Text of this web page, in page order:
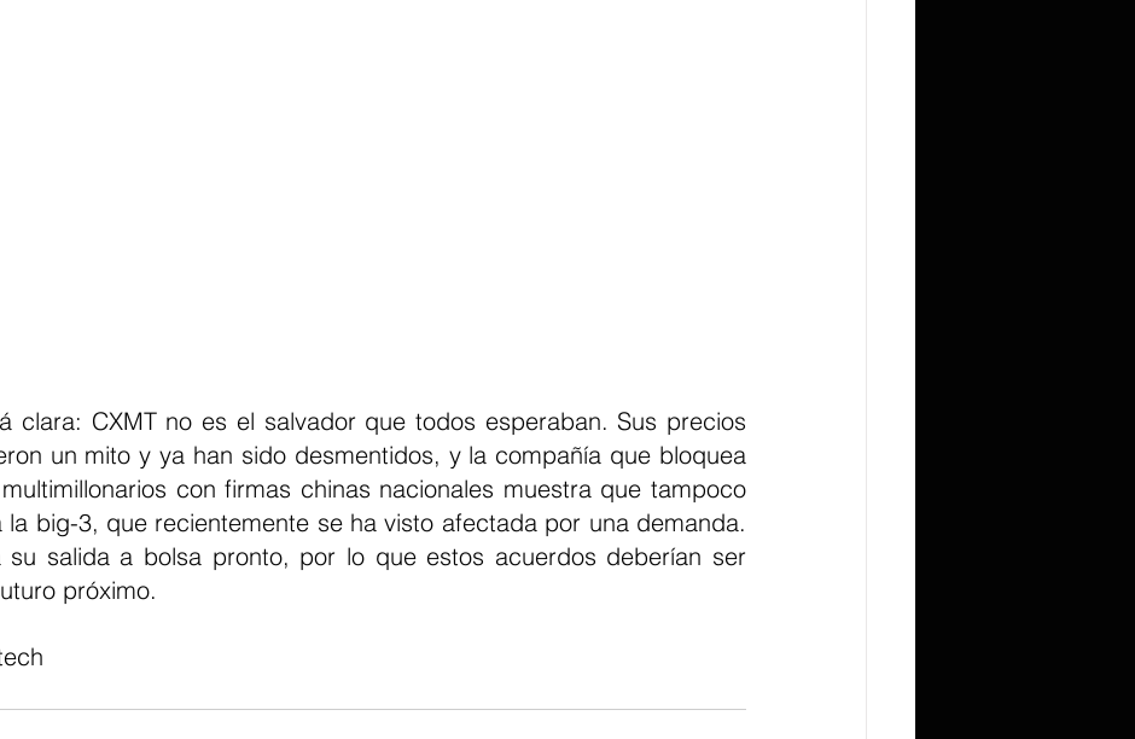
clara: CXMT no es el salvador que todos esperaban. Sus precios
un mito y ya han sido desmentidos, y la compañía que bloquea
con firmas chinas nacionales muestra que tampoco
la big-3, que recientemente se ha visto afectada por una demanda.
su salida a bolsa pronto, por lo que estos acuerdos deberían ser
próximo.